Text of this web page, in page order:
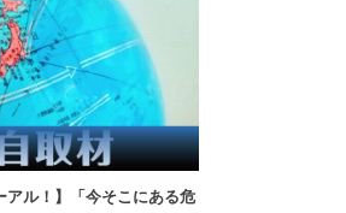
アル！】「今そこにある危